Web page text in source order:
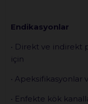
Endikasyonlar
• Direkt ve indirekt
için
• Apeksifikasyonlar
• Enfekte kök